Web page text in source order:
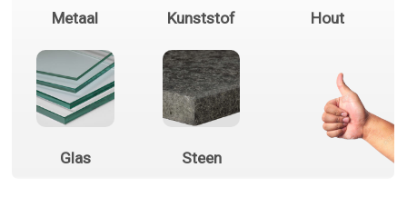
Metaal Kunststof Hout
Glas Steen